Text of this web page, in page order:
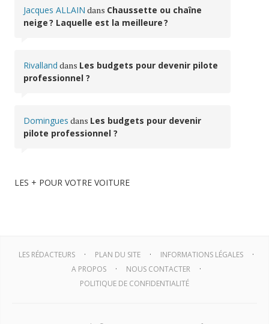
Jacques ALLAIN dans Chaussette ou chaîne
neige ? Laquelle est la meilleure ?
Rivalland dans Les budgets pour devenir pilote
professionnel ?
Domingues dans Les budgets pour devenir
pilote professionnel ?
LES + POUR VOTRE VOITURE
LES RÉDACTEURS PLAN DU SITE
INFORMATIONS LÉGALES
A PROPOS
NOUS CONTACTER
POLITIQUE DE CONFIDENTIALITÉ